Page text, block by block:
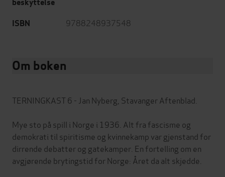
beskyttelse
ISBN 9788248937548
Om boken
TERNINGKAST 6 - Jan Nyberg, Stavanger Aftenblad.
Mye sto på spill i Norge i 1936. Alt fra fascisme og
demokrati til spiritisme og kvinnekamp var gjenstand for
dirrende debatter og gatekamper. En fortelling om en
avgjørende brytingstid for Norge: Året da alt skjedde.